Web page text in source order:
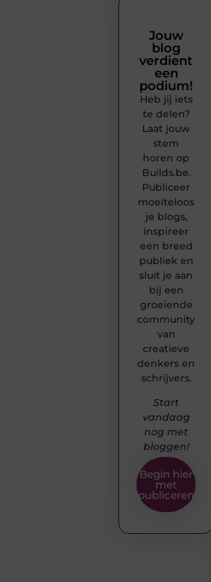
Jouw
blog
verdient
een
podium!
Heb jij iets
te delen?
Laat jouw
stem
horen op
Builds.be.
Publiceer
moeiteloos
je blogs,
inspireer
een breed
publiek en
sluit je aan
bij een
groeiende
community
van
creatieve
denkers en
schrijvers.
Start
vandaag
nog met
bloggen!
Begin hier
met
publiceren